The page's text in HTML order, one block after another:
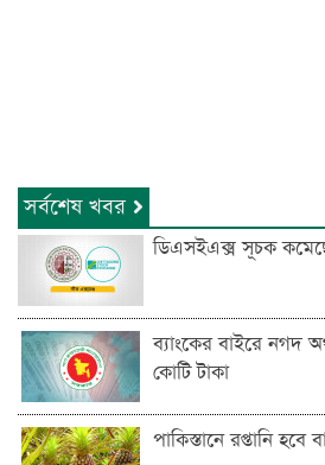
সর্বশেষ খবর
ডিএসইএক্স সূচক
ব্যাংকের বাইরে নগদ
কোটি টাকা
পাকিস্তানে রপ্তানি